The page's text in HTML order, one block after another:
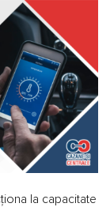
la capacitate